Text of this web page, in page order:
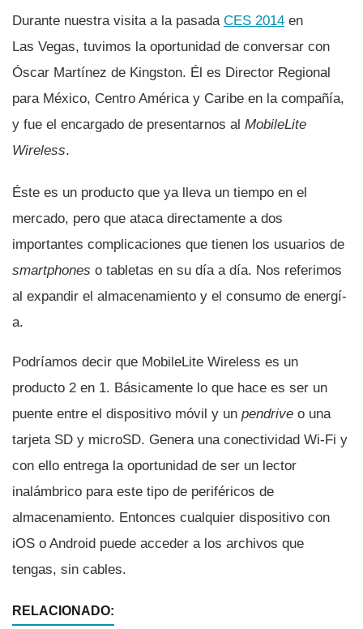
Durante nuestra visita a la pasada CES 2014 en
Las Vegas, tuvimos la oportunidad de conversar con
Óscar Martí­nez de Kingston. Él es Director Regional
para México, Centro América y Caribe en la compañí­a,
y fue el encargado de presentarnos al MobileLite
Wireless.
Éste es un producto que ya lleva un tiempo en el
mercado, pero que ataca directamente a dos
importantes complicaciones que tienen los usuarios de
smartphones o tabletas en su dí­a a dí­a. Nos referimos
al expandir el almacenamiento y el consumo de energí­
a.
Podrí­amos decir que MobileLite Wireless es un
producto 2 en 1. Básicamente lo que hace es ser un
puente entre el dispositivo móvil y un pendrive o una
tarjeta SD y microSD. Genera una conectividad Wi-Fi y
con ello entrega la oportunidad de ser un lector
inalámbrico para este tipo de periféricos de
almacenamiento. Entonces cualquier dispositivo con
iOS o Android puede acceder a los archivos que
tengas, sin cables.
RELACIONADO: